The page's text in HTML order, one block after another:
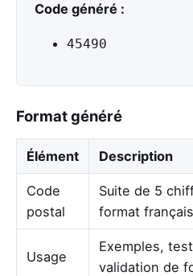
Code généré :
45490
Format généré
Élément Description
Code
postal
Suite de 5
format français
Usage
Exemples,
validation de